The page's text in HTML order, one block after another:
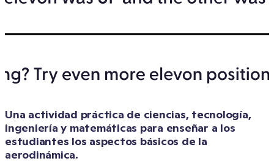
Una actividad práctica de ciencias, tecnología,
ingeniería y matemáticas para enseñar a los
estudiantes los aspectos básicos de la
aerodinámica.